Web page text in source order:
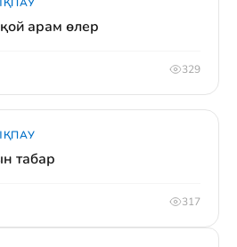
арам өлер
329
табар
317